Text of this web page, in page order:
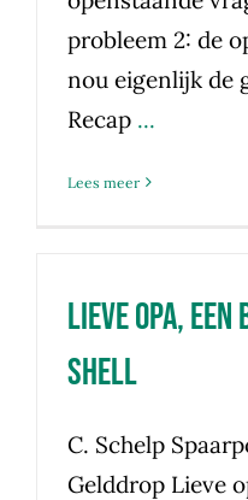
probleem 2: de
nou eigenlijk de
Recap ...
Lees meer
Lieve Opa,
Shell
C. Schelp
Gelddrop Lieve